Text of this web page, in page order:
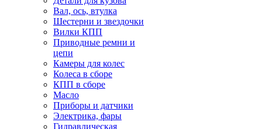
Вал, ось, втулка
Шестерни и звездочки
Вилки КПП
Приводные ремни и
цепи
Камеры для колес
Колеса в сборе
КПП в сборе
Масло
Приборы и датчики
Электрика, фары
Гидравлическая